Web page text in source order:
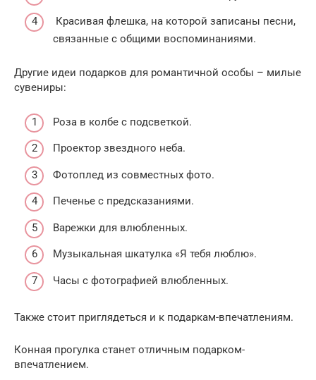
Красивая флешка, на которой записаны песни,
связанные с общими воспоминаниями.
Другие идеи подарков для романтичной особы – милые
сувениры:
Роза в колбе с подсветкой.
Проектор звездного неба.
Фотоплед из совместных фото.
Печенье с предсказаниями.
Варежки для влюбленных.
Музыкальная шкатулка «Я тебя люблю».
Часы с фотографией влюбленных.
Также стоит приглядеться и к подаркам-впечатлениям.
Конная прогулка станет отличным подарком-
впечатлением.